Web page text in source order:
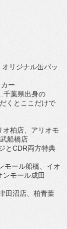
リジナル缶バッ
ー
千葉県出身の
くとここだけで
オ柏店、アリオモ
船橋店
とCDR両方特典
モール船橋、イオ
モール成田
田沼店、柏青葉